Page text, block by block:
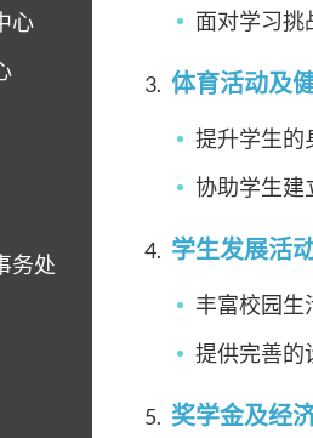
心
务处
面对学习挑
体育活动及
提升学生的
协助学生建
学生发展活
丰富校园生
提供完善的
奖学金及经